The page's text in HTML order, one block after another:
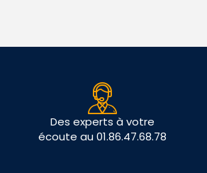
Des experts à votre
écoute au 01.86.47.68.78